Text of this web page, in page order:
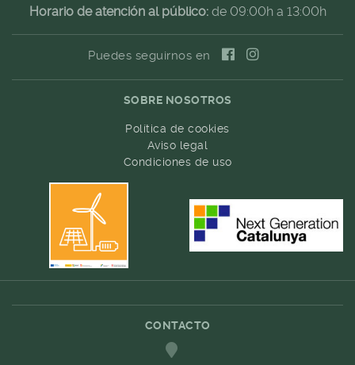
Horario de atención al público:de 09:00h a 13:00h
Puedes seguirnos en
SOBRE NOSOTROS
Política de cookies
Aviso legal
Condiciones de uso
CONTACTO